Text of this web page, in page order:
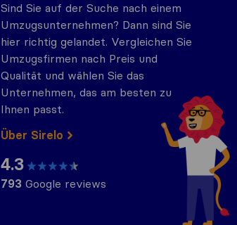
Sind Sie auf der Suche nach einem
Umzugsunternehmen? Dann sind Sie
hier richtig gelandet. Vergleichen Sie
Umzugsfirmen nach Preis und
Qualität und wählen Sie das
Unternehmen, das am besten zu
Ihnen passt.
Über Sirelo
4.3
793 Google reviews